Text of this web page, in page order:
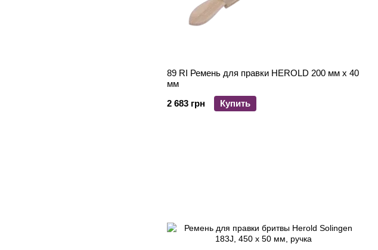
89 RI Ремень для правки HEROLD 200 мм х 40
мм
2 683 грн
Купить